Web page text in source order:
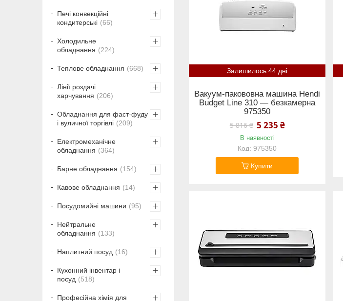
Залишилось 44 дні
Вакуум-пакововна машина Hendi
Budget Line 310 — безкамерна
975350
5 816 ₴ 5 235 ₴
В наявності
975350
Купити
Печі конвекційні
кондитерські
66
Холодильне
обладнання
224
Теплове обладнання 668
Лінії роздачі
харчування
206
Обладнання для фаст-фуду
і вуличної торгівлі
209
Електромеханічне
обладнання
364
Барне обладнання 154
Кавове обладнання 14
Посудомийні машини 95
Нейтральне
обладнання
133
Наплитний посуд 16
Кухонний інвентар і
посуд
518
Професійна хімія для